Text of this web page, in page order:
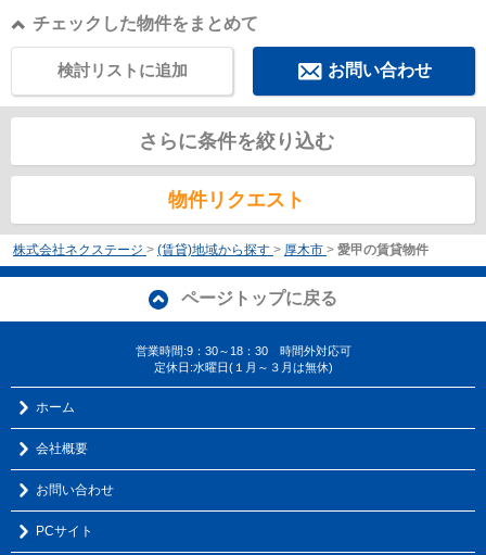
チェックした物件をまとめて
お問い合わせ
検討リストに追加
さらに条件を絞り込む
物件リクエスト
株式会社ネクステージ > (賃貸)地域から探す > 厚木市 > 愛甲の賃貸物件
ページトップに戻る
営業時間:9：30～18：30 時間外対応可
定休日:水曜日(１月～３月は無休)
ホーム
会社概要
お問い合わせ
PCサイト